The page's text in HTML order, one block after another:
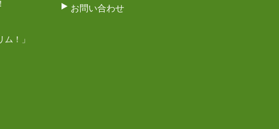
！」
お問い合わせ